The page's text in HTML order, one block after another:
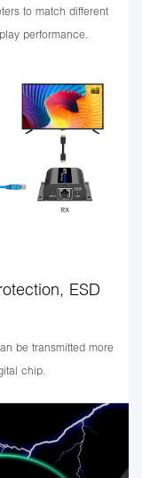
to match different
performance.
ESD
be transmitted more
chip.